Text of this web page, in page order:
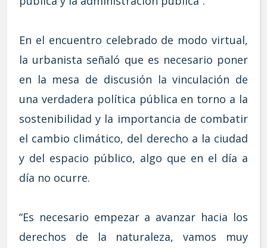
En el encuentro celebrado de modo virtual,
la urbanista señaló que es necesario poner
en la mesa de discusión la vinculación de
una verdadera política pública en torno a la
sostenibilidad y la importancia de combatir
el cambio climático, del derecho a la ciudad
y del espacio público, algo que en el día a
día no ocurre.
“Es necesario empezar a avanzar hacia los
derechos de la naturaleza, vamos muy